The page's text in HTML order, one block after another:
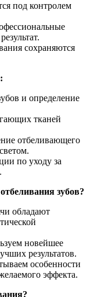
под контролем
сохраняются
и определение
тканей
отбеливающего
по уходу за
зубов?
обладают
новейшее
результатов.
особенности
эффекта.